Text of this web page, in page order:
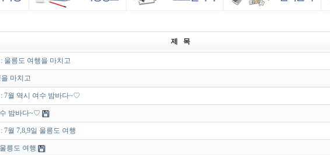
제 목
울릉도 여행을 마치고
마치고
7월 역시 여수 밤바다~♡
밤바다~♡
7월 7,8,9일 울릉도 여행
릉도 여행